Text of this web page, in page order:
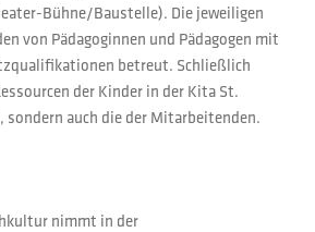
Bühne/Baustelle). Die jeweiligen
von Pädagoginnen und Pädagogen mit
betreut. Schließlich
der Kinder in der Kita St.
auch die der Mitarbeitenden.
nimmt in der